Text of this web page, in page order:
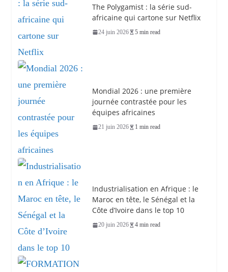
The Polygamist : la série sud-
africaine qui cartone sur Netflix
24 juin 2026 5 min read
Mondial 2026 : une première
journée contrastée pour les
équipes africaines
21 juin 2026 1 min read
Industrialisation en Afrique : le
Maroc en tête, le Sénégal et la
Côte d’Ivoire dans le top 10
20 juin 2026 4 min read